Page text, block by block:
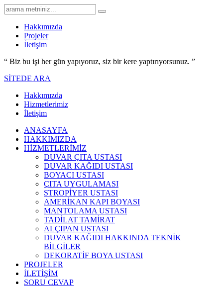
Hakkımızda
Projeler
İletişim
“ Biz bu işi her gün yapıyoruz, siz bir kere yaptırıyorsunuz. ”
SİTEDE ARA
Hakkımızda
Hizmetlerimiz
İletişim
ANASAYFA
HAKKIMIZDA
HİZMETLERİMİZ
DUVAR ÇITA USTASI
DUVAR KAĞIDI USTASI
BOYACI USTASI
ÇITA UYGULAMASI
STROPİYER USTASI
AMERİKAN KAPI BOYASI
MANTOLAMA USTASI
TADİLAT TAMİRAT
ALÇIPAN USTASI
DUVAR KAĞIDI HAKKINDA TEKNİK
BİLGİLER
DEKORATİF BOYA USTASI
PROJELER
İLETİŞİM
SORU CEVAP